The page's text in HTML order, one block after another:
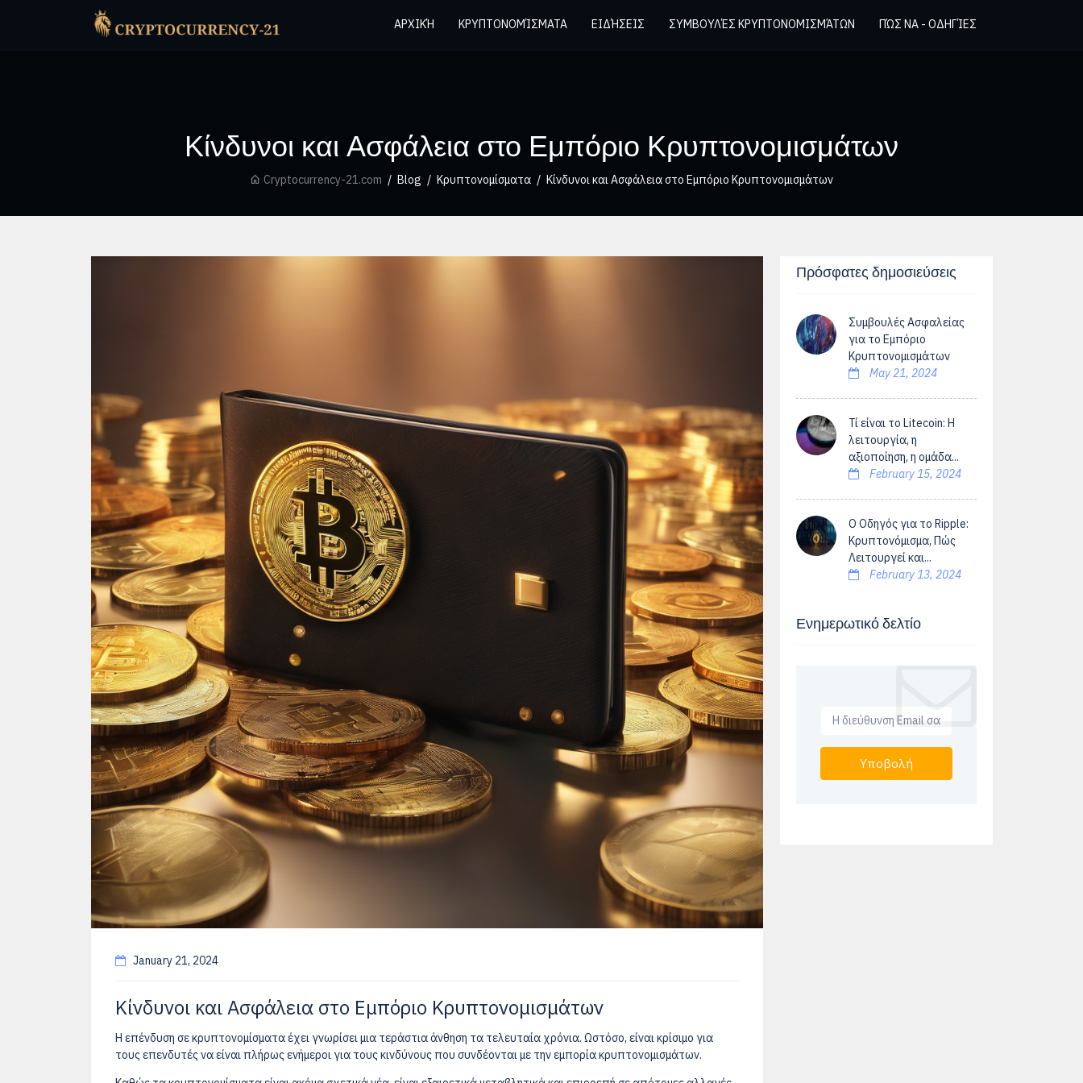
ΑΡΧΙΚΉ ΚΡΥΠΤΟΝΟΜΊΣΜΑΤΑ ΕΙΔΉΣΕΙΣ ΣΥΜΒΟΥΛΈΣ ΚΡΥΠΤΟΝΟΜΙΣΜΆΤΩΝ ΠΏΣ ΝΑ - ΟΔΗΓΊΕΣ
Κίνδυνοι και Ασφάλεια στο Εμπόριο Κρυπτονομισμάτων
Cryptocurrency-21.com Blog Κρυπτονομίσματα Κίνδυνοι και Ασφάλεια στο Εμπόριο Κρυπτονομισμάτων
January 21, 2024
Κίνδυνοι και Ασφάλεια στο Εμπόριο Κρυπτονομισμάτων
Η επένδυση σε κρυπτονομίσματα έχει γνωρίσει μια τεράστια άνθηση τα τελευταία χρόνια. Ωστόσο, είναι κρίσιμο για
τους επενδυτές να είναι πλήρως ενήμεροι για τους κινδύνους που συνδέονται με την εμπορία κρυπτονομισμάτων.
Πρόσφατες δημοσιεύσεις
Συμβουλές Ασφαλείας
για το Εμπόριο
Κρυπτονομισμάτων
May 21, 2024
Τί είναι το Litecoin: Η
λειτουργία, η
αξιοποίηση, η ομάδα...
February 15, 2024
Ο Οδηγός για το Ripple:
Κρυπτονόμισμα, Πώς
Λειτουργεί και...
February 13, 2024
Ενημερωτικό δελτίο
Υποβολή